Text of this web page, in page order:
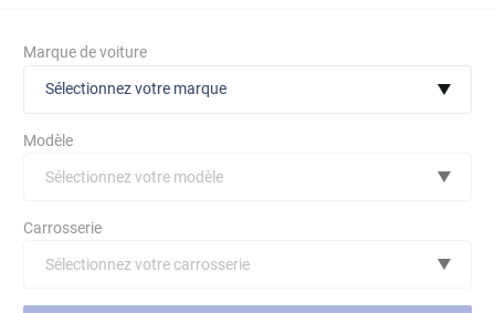
Marque de voiture
Sélectionnez votre marque
Modèle
Sélectionnez votre modèle
Carrosserie
Sélectionnez votre carrosserie